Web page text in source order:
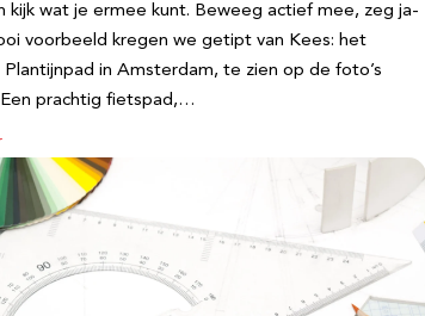
kijk wat je ermee kunt. Beweeg actief mee, zeg ja-
voorbeeld kregen we getipt van Kees: het
in Amsterdam, te zien op de foto’s
prachtig fietspad,…